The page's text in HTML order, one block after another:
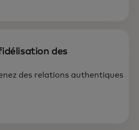
des
des relations authentiques